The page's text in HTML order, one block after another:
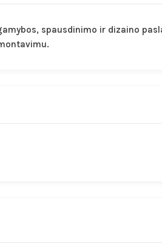
spausdinimo ir dizaino